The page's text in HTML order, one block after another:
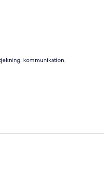
kommunikation,